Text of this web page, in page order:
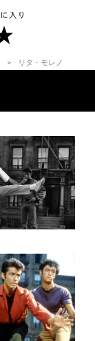
リタ・モレノ